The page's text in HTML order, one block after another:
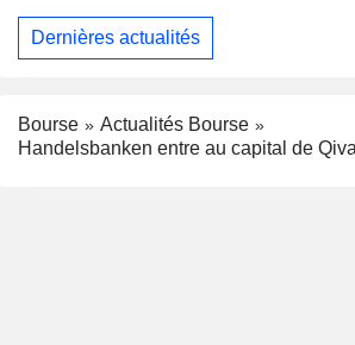
Dernières actualités
Bourse
Actualités Bourse
Handelsbanken entre au capital de